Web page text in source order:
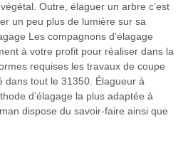
Outre, élaguer un arbre c’est
un peu plus de lumière sur sa
Les compagnons d'élagage
à votre profit pour réaliser dans la
requises les travaux de coupe
dans tout le 31350. Élagueur à
d’élagage la plus adaptée à
dispose du savoir-faire ainsi que